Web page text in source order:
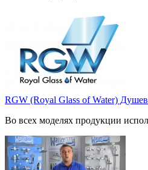
RGW (Royal Glass of Water)
Во всех моделях продукции